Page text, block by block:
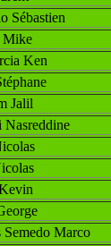
Sébastien
Mike
Ken
Jalil
Nasreddine
Semedo Marco